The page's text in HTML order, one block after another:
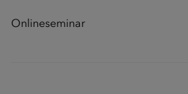
Onlineseminar